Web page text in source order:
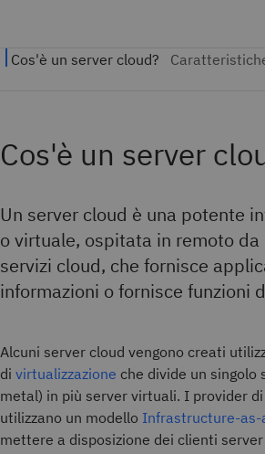
Cos'è un server
Un server cloud è una potente
o virtuale, ospitata in remoto
servizi cloud, che fornisce
informazioni o fornisce funzioni
Alcuni server cloud vengono creati
di virtualizzazione che divide un singolo
metal) in più server virtuali. I provider
utilizzano un modello Infrastructure-as-
mettere a disposizione dei clienti